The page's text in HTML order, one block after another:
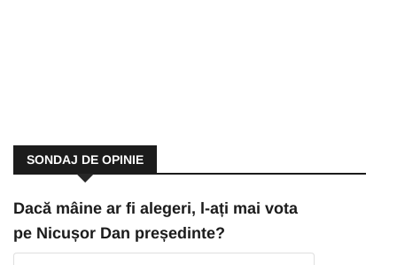
SONDAJ DE OPINIE
Dacă mâine ar fi alegeri, l-ați mai vota
pe Nicușor Dan președinte?